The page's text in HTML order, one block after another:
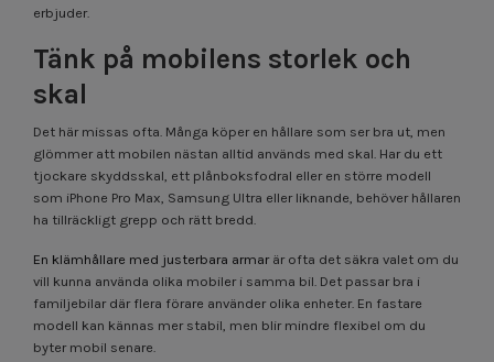
erbjuder.
Tänk på mobilens storlek och
skal
Det här missas ofta. Många köper en hållare som ser bra ut, men
glömmer att mobilen nästan alltid används med skal. Har du ett
tjockare skyddsskal, ett plånboksfodral eller en större modell
som iPhone Pro Max, Samsung Ultra eller liknande, behöver hållaren
ha tillräckligt grepp och rätt bredd.
En klämhållare med justerbara armarär ofta det säkra valet om du
vill kunna använda olika mobiler i samma bil. Det passar bra i
familjebilar där flera förare använder olika enheter. En fastare
modell kan kännas mer stabil, men blir mindre flexibel om du
byter mobil senare.